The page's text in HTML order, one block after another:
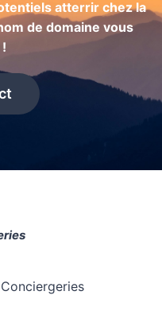
atterrir chez la
de domaine vous